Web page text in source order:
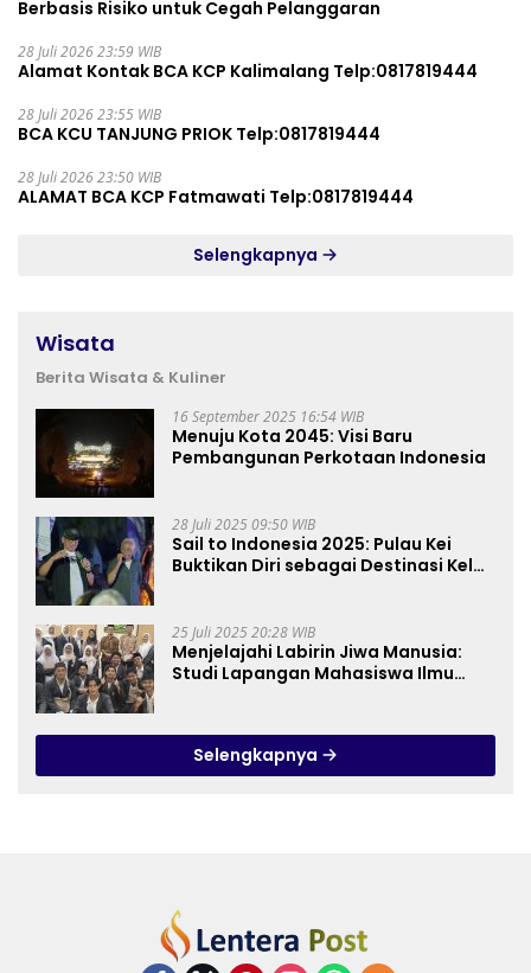
Berbasis Risiko untuk Cegah Pelanggaran
28 Juli 2026 23:59 WIB
Alamat Kontak BCA KCP Kalimalang Telp:0817819444
28 Juli 2026 23:55 WIB
BCA KCU TANJUNG PRIOK Telp:0817819444
28 Juli 2026 23:50 WIB
ALAMAT BCA KCP Fatmawati Telp:0817819444
Selengkapnya
Wisata
Berita Wisata & Kuliner
16 September 2025 16:54 WIB
Menuju Kota 2045: Visi Baru
Pembangunan Perkotaan Indonesia
28 Juli 2025 09:50 WIB
Sail to Indonesia 2025: Pulau Kei
Buktikan Diri sebagai Destinasi Kelas
25 Juli 2025 20:28 WIB
Menjelajahi Labirin Jiwa Manusia:
Studi Lapangan Mahasiswa Ilmu
Selengkapnya